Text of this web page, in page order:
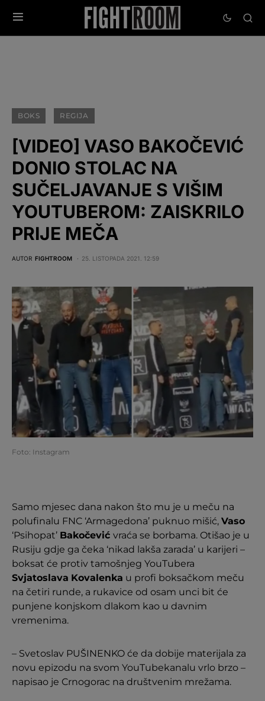
BOKS REGIJA
[VIDEO] VASO BAKOČEVIĆ
DONIO STOLAC NA
SUČELJAVANJE S VIŠIM
YOUTUBEROM: ZAISKRILO
PRIJE MEČA
AUTOR FIGHTROOM 25. LISTOPADA 2021. 12:59
Foto: Instagram
Samo mjesec dana nakon što mu je u meču na
polufinalu FNC ‘Armagedona’ puknuo mišić, Vaso
‘Psihopat’ Bakočević vraća se borbama. Otišao je u
Rusiju gdje ga čeka ‘nikad lakša zarada’ u karijeri –
boksat će protiv tamošnjeg YouTubera
Svjatoslava Kovalenka u profi boksačkom meču
na četiri runde, a rukavice od osam unci bit će
punjene konjskom dlakom kao u davnim
vremenima.
– Svetoslav PUŠINENKO će da dobije materijala za
novu epizodu na svom YouTubekanalu vrlo brzo –
napisao je Crnogorac na društvenim mrežama.